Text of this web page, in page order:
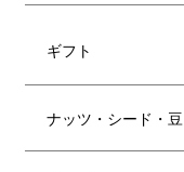
ギフト
ナッツ・シード・豆